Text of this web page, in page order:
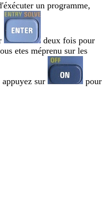
un programme,
deux fois pour
etes méprenu sur les
sur
pour